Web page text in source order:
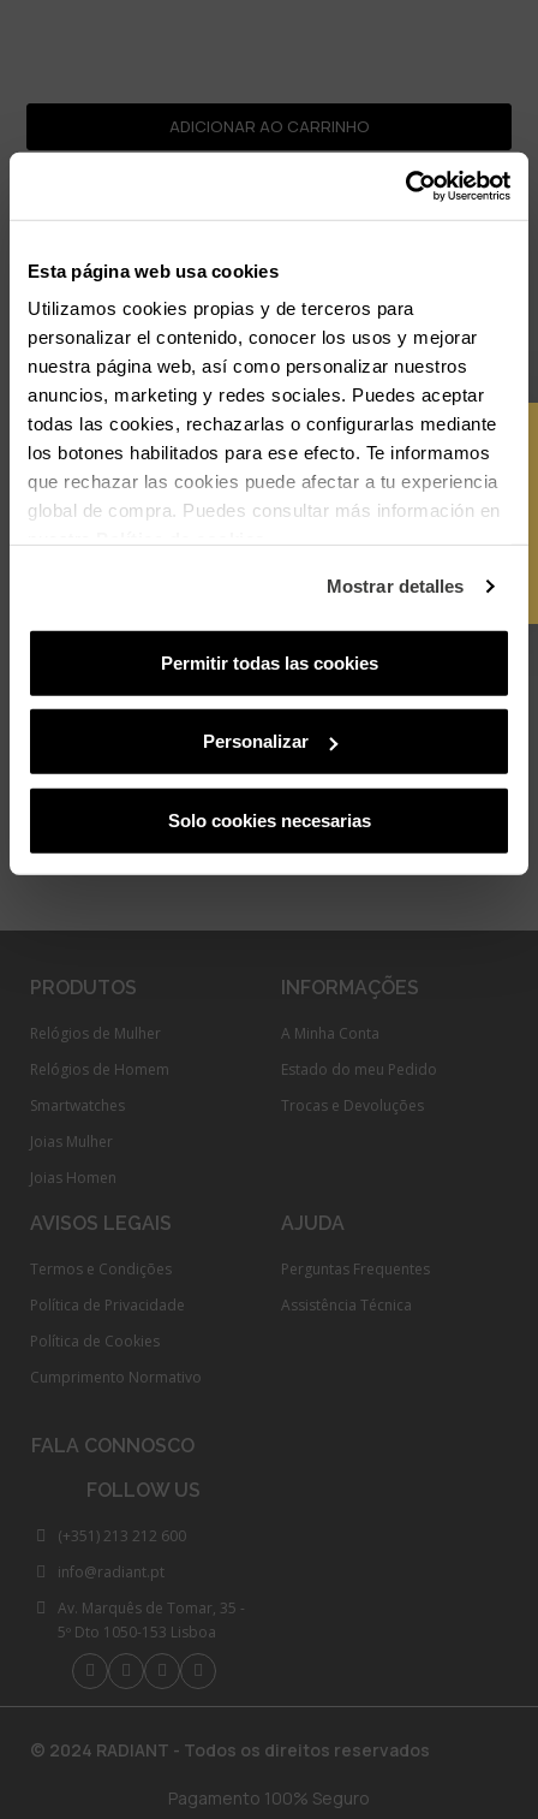
Esta página web usa cookies
Utilizamos cookies propias y de terceros para
personalizar el contenido, conocer los usos y mejorar
nuestra página web, así como personalizar nuestros
anuncios, marketing y redes sociales. Puedes aceptar
todas las cookies, rechazarlas o configurarlas mediante
los botones habilitados para ese efecto. Te informamos
que rechazar las cookies puede afectar a tu experiencia
global de compra. Puedes consultar más información en
Mostrar detalles
Permitir todas las cookies
Personalizar
Solo cookies necesarias
ADICIONAR AO CARRINHO
Envio Gratuito
Devoluções gratuitas
Descrição
Cor, alegria, luz… Este relógio feminino com caixa estilo boyfriend de 38mm
destaca-se pelos diferentes tons de cor que podemos encontrar nos seus
biseis.. Esta é uma das versões mais femininas, um relógio completamente
prateado com bisel em cor-de-rosa suave.
add
Dados do produto
Envio e devoluções
PRODUTOS
Relógios de Mulher
Relógios de Homem
Smartwatches
Joias Mulher
Joias Homen
INFORMAÇÕES
A Minha Conta
Estado do meu Pedido
Trocas e Devoluções
AVISOS LEGAIS
Termos e Condições
Política de Privacidade
Política de Cookies
Cumprimento Normativo​
AJUDA
Perguntas Frequentes
Assistência Técnica
FALA CONNOSCO
(+351) 213 212 600
info@radiant.pt
Av. Marquês de Tomar, 35 -
5º Dto 1050-153 Lisboa
FOLLOW US
© 2024 RADIANT - Todos os direitos reservados
Pagamento 100% Seguro
-10%
OBTER CUPÃO